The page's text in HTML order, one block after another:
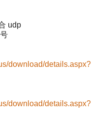
udp
download/details.aspx?
download/details.aspx?